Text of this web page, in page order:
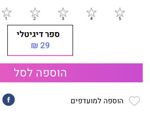
ספר דיגיטלי
29 ₪
הוספה לסל
הוספה למועדפים